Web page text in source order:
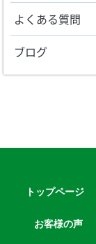
よくある質問
ブログ
トップページ
お客様の声